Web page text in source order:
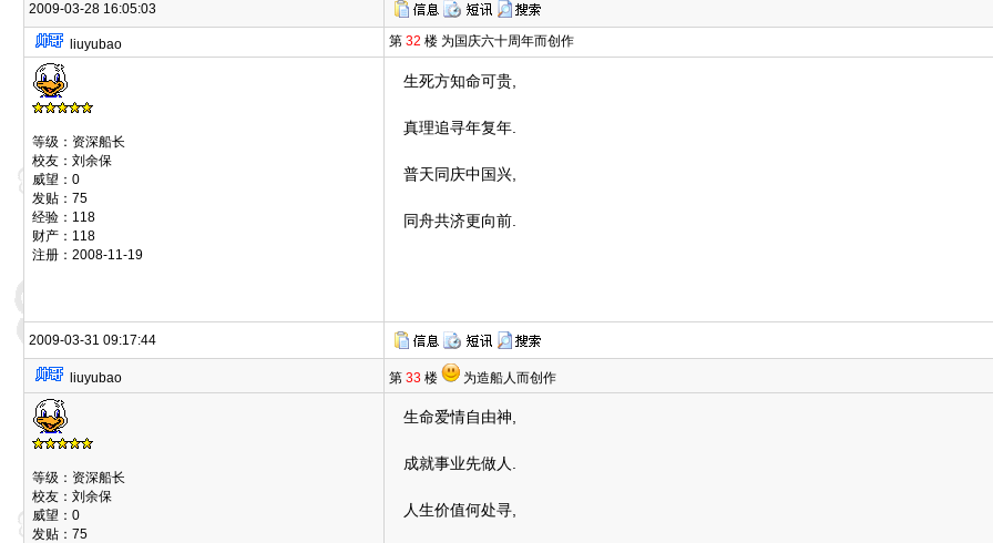
2009-03-28 16:05:03
liuyubao 第 32 楼 为国庆六十周年而创作
等级：资深船长
校友：刘余保
威望：0
发贴：75
经验：118
财产：118
注册：2008-11-19
生死方知命可贵,
真理追寻年复年.
普天同庆中国兴,
同舟共济更向前.
2009-03-31 09:17:44
liuyubao 第 33楼 为造船人而创作
等级：资深船长
校友：刘余保
威望：0
发贴：75
生命爱情自由神,
成就事业先做人.
人生价值何处寻,